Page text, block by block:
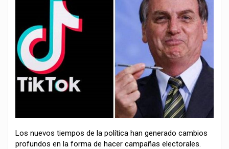
Los nuevos tiempos de la política han generado cambios
profundos en la forma de hacer campañas electorales.